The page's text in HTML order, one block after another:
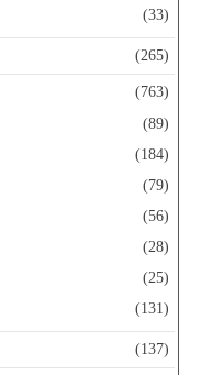
(33)
(265)
(763)
(89)
(184)
(79)
(56)
(28)
(25)
(131)
(137)